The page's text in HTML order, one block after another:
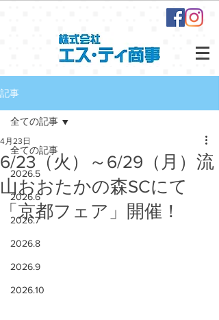
記事
全ての記事
2026.5
2026.6
2026.7
2026.8
2026.9
2026.10
全ての記事
6/23（火）～6/29（月）流
山おおたかの森SCにて
「京都フェア」開催！
4月23日